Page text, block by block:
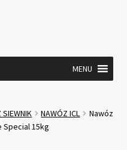
MENU
SIEWNIK NAWÓZ ICL
Nawóz
Special 15kg